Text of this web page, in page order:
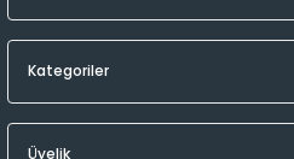
Kategoriler
Üyelik